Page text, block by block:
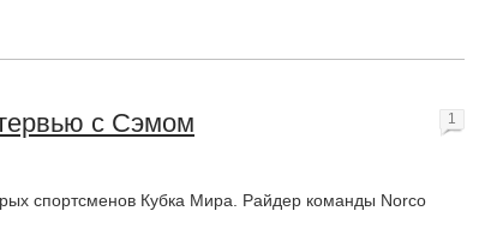
с Сэмом
спортсменов Кубка Мира. Райдер команды Norco
1